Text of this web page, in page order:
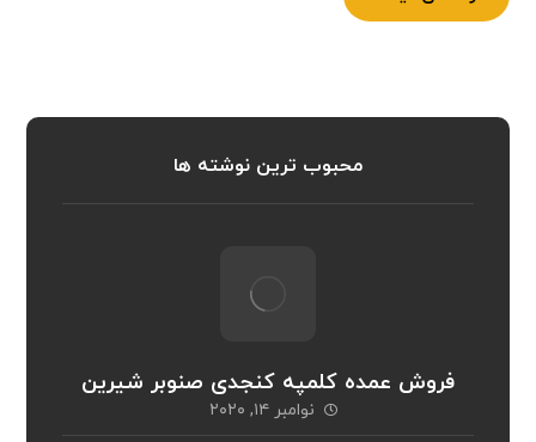
محبوب ترین نوشته ها
فروش عمده کلمپه کنجدی صنوبر شیرین
نوامبر ۱۴, ۲۰۲۰